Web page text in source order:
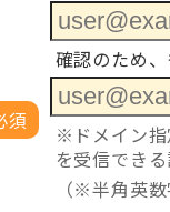
須
確認のため
※ドメイン
を受信でき
（※半角英